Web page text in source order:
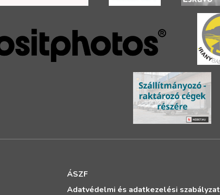
ÁSZF
Adatvédelmi és adatkezelési szabályzat